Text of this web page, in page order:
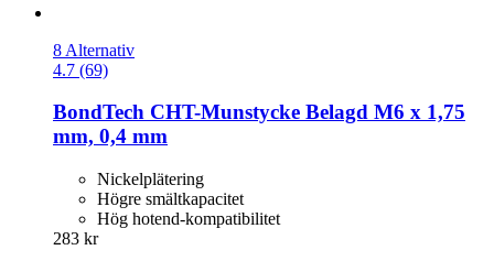
8 Alternativ
4.7 (69)
BondTech CHT-​Munstycke Belagd M6 x 1,75
mm, 0,4 mm
Nickelplätering
Högre smältkapacitet
Hög hotend-kompatibilitet
283 kr